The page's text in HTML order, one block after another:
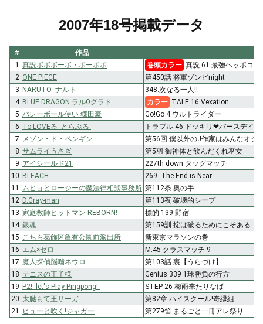
2007年18号掲載データ
#
作品
1 真説ボボボーボ・ボーボボ 巻頭カラー 真説 61 最強ヘッポコ丸
2 ONE PIECE
第450話 将軍ゾンビnight
3 NARUTO -ナルト-
348:次なる一人!!
4 BLUE DRAGON ラルΩグラド カラー TALE 16 Vexation
5 バレーボール使い 郷田豪
Go!Go 4 ウルトライダー
6 To LOVEる -とらぶる-
トラブル 46 ドッキリ❤バースデイ
7
メゾン・ド・ペンギン
第56回 僕以外のJ作家はみん
8 サムライうさぎ
第5羽 御神体と飲んだくれ巫女
9 アイシールド21
227th down タッグマッチ
10 BLEACH
269. The End is Near
11
ムヒョとロージーの魔法律相談事務所 第112条 奥の手
12 D.Gray-man
第113夜 破壊的シープ
13 家庭教師ヒットマン REBORN!
標的 139 野宿
14 銀魂
第159訓 掟は破るためにこそある
15
こちら葛飾区亀有公園前派出所
新東京マラソンの巻
16 エム×ゼロ
M:45 クラスマッチ 9
17 魔人探偵脳噛ネウロ
第103話 裏【うらづけ】
18 テニスの王子様
Genius 339 1球勝負の行方
19 P2! -let's Play Pingpong!-
STEP 26 梅雨来たりなば
20 太臓もて王サーガ
第82章 ハイスクール!奇縁組
21
ピューと吹く!ジャガー 第279笛 まるごと一冊アレ祭り